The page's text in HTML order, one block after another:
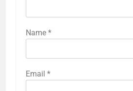
Name *
Email *